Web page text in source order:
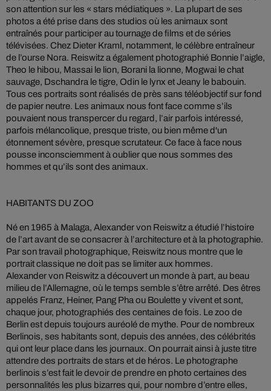
son attention sur les « stars médiatiques ». La plupart de ses
photos a été prise dans des studios où les animaux sont
entraînés pour participer au tournage de films et de séries
télévisées. Chez Dieter Kraml, notamment, le célèbre entraîneur
de l’ourse Nora. Reiswitz a également photographié Bonnie l’aigle,
Theo le hibou, Massai le lion, Borani la lionne, Mogwai le chat
sauvage, Dschandra le tigre, Odin le lynx et Jeany le babouin.
Tous ces portraits sont réalisés de près sans téléobjectif sur fond
de papier neutre. Les animaux nous font face comme s’ils
pouvaient nous transpercer du regard, l’air parfois intéressé,
parfois mélancolique, presque triste, ou bien même d'un
étonnement sévère, presque scrutateur. Ce face à face nous
pousse inconsciemment à oublier que nous sommes des
hommes et qu’ils sont des animaux.
HABITANTS DU ZOO
Né en 1965 à Malaga, Alexander von Reiswitz a étudié l’histoire
de l’art avant de se consacrer à l’architecture et à la photographie.
Par son travail photographique, Reiswitz nous montre que le
portrait classique ne doit pas se limiter aux hommes.
Alexander von Reiswitz a découvert un monde à part, au beau
milieu de l’Allemagne, où le temps semble s’être arrêté. Des êtres
appelés Franz, Heiner, Pang Pha ou Boulette y vivent et sont,
chaque jour, photographiés des centaines de fois. Le zoo de
Berlin est depuis toujours auréolé de mythe. Pour de nombreux
Berlinois, ses habitants sont, depuis des années, des célébrités
qui ont leur place dans les journaux. On pourrait ainsi à juste titre
attendre des portraits de stars et de héros. Le photographe
berlinois s’est fait le devoir de prendre en photo certaines des
personnalités les plus bizarres qui, pour nombre d’entre elles,